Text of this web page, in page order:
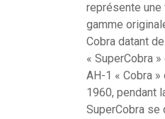
représente une
gamme
Cobra datant
« SuperCobra
AH-1 « Cobra
1960, pendant
SuperCobra se